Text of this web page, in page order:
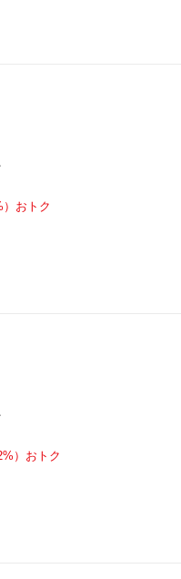
おトク
）おトク